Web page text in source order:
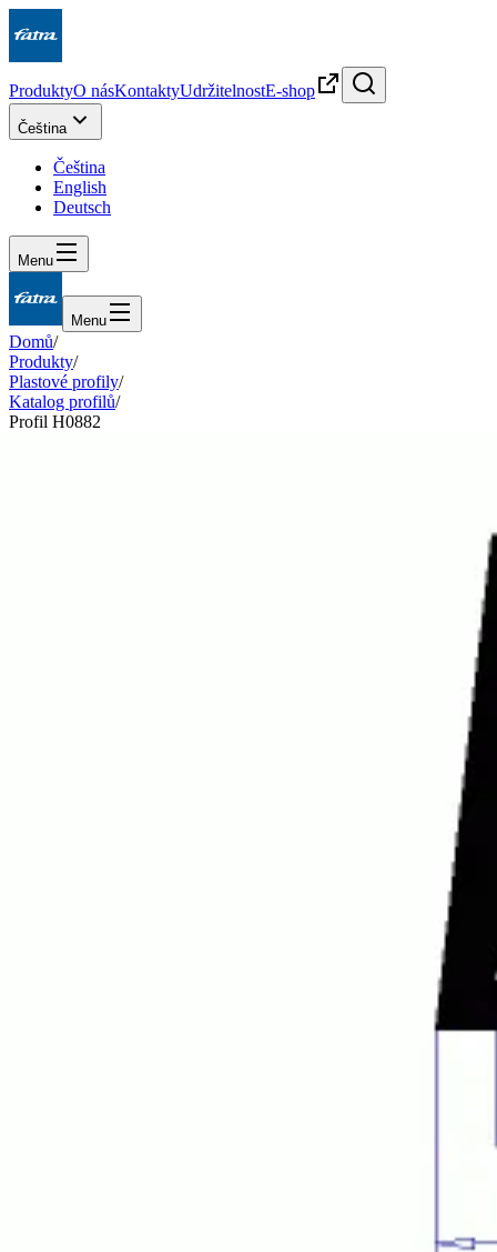
ProduktyO násKontaktyUdržitelnostE-shop
Čeština
Čeština
English
Deutsch
Menu
Menu
Domů/
Produkty/
Plastové profily/
Katalog profilů/
Profil H0882